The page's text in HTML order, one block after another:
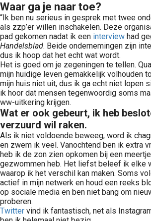
Waar ga je naar toe?
“Ik ben nu serieus in gesprek met twee
als zzp’er willen inschakelen. Deze
pad gekomen nadat ik een interview had
Handelsblad. Beide ondernemingen zijn
dus ik hoop dat het echt wat wordt.
Het is goed om je zegeningen te tellen.
mijn huidige leven gemakkelijk volhouden
mijn huis niet uit, dus ik ga echt niet lopen
ik hoor dat mensen tegenwoordig soms
ww-uitkering krijgen.
Wat er ook gebeurt, ik heb
verzuurd wil raken.
Als ik niet voldoende beweeg, word ik
en zwem ik veel. Vanochtend ben ik extra
heb ik de zon zien opkomen bij een
gezwommen heb. Het liefst beleef ik elke
waarop ik het verschil kan maken. Soms
actief in mijn netwerk en houd een reeks
op sociale media en ben niet bang om
proberen.
Twitter vind ik fantastisch, net als